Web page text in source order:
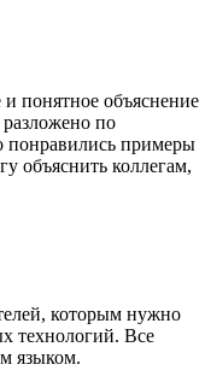
понятное объяснение
по
понравились примеры
объяснить коллегам,
которым нужно
технологий. Все
языком.